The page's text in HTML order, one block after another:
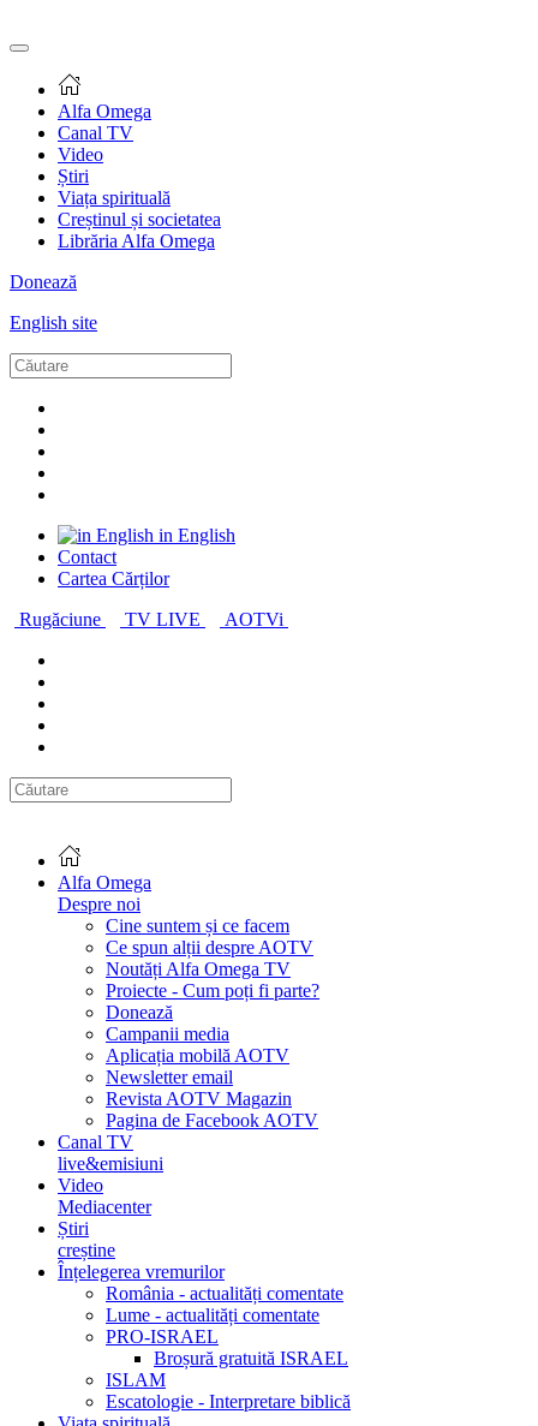
Alfa Omega
Canal TV
Video
Știri
Viața spirituală
Creștinul și societatea
Librăria Alfa Omega
Donează
English site
in English
Contact
Cartea Cărților
Rugăciune
TV LIVE AOTVi
Alfa Omega
Despre noi
Cine suntem și ce facem
Ce spun alții despre AOTV
Noutăți Alfa Omega TV
Proiecte - Cum poți fi parte?
Donează
Campanii media
Aplicația mobilă AOTV
Newsletter email
Revista AOTV Magazin
Pagina de Facebook AOTV
Canal TV
live&emisiuni
Video
Mediacenter
Știri
creștine
Înțelegerea vremurilor
România - actualități comentate
Lume - actualități comentate
PRO-ISRAEL
Broșură gratuită ISRAEL
ISLAM
Escatologie - Interpretare biblică